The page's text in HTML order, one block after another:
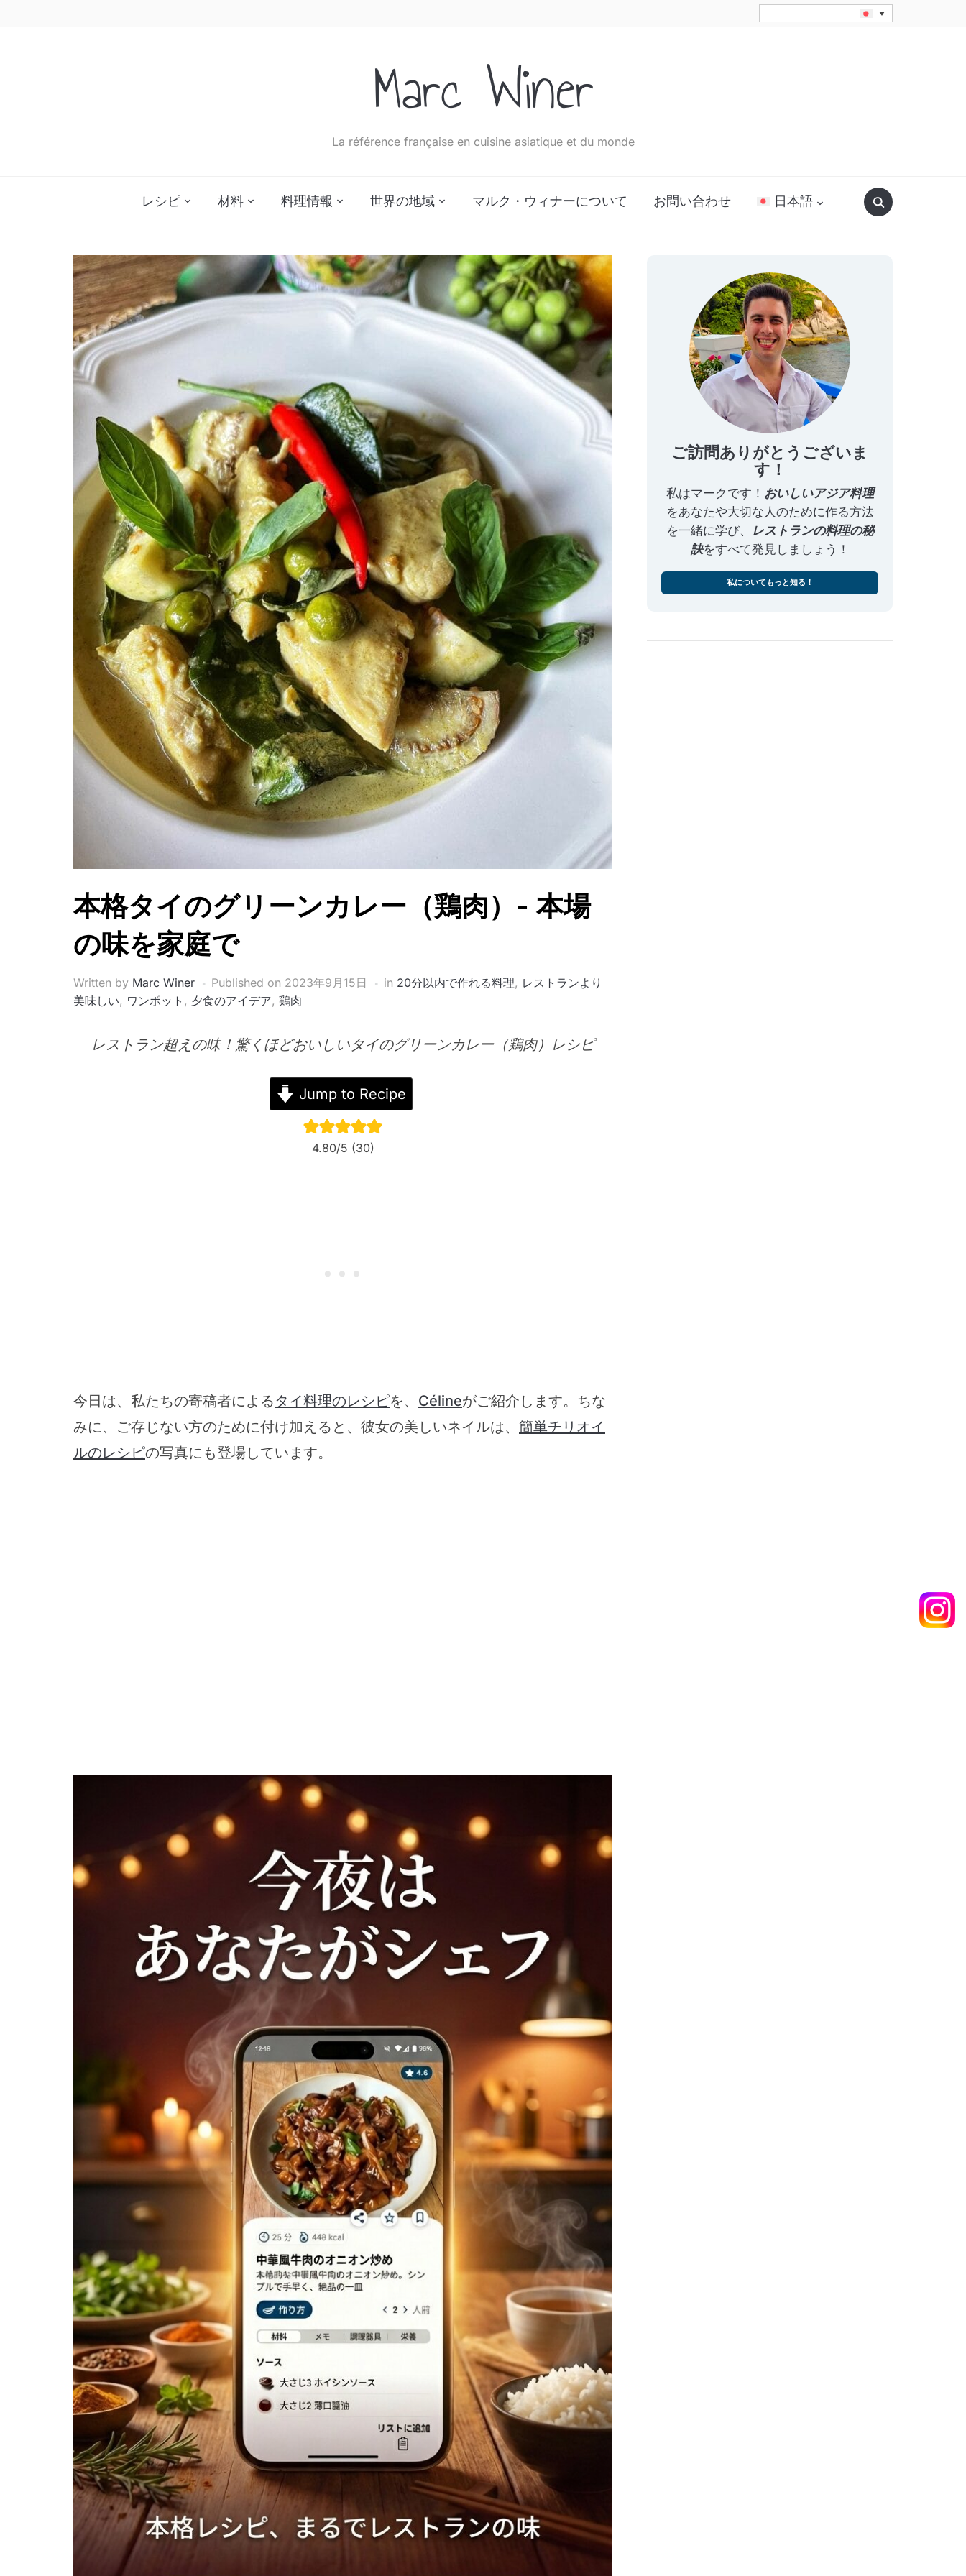
Marc Winer
La référence française en cuisine asiatique et du monde
Search
for:
レシピ 材料 料理情報 世界の地域 マルク・ウィナーについて お問い合わせ 日本語
本格タイのグリーンカレー（鶏肉）- 本場
の味を家庭で
Written by Marc Winer Published on 2023年9月15日 in 20分以内で作れる料理, レストランより
美味しい, ワンポット , 夕食のアイデア, 鶏肉
レストラン超えの味！驚くほどおいしいタイのグリーンカレー（鶏肉）レシピ
Jump to Recipe
4.80/5 (30)
今日は、私たちの寄稿者によるタイ料理のレシピを、 Célineがご紹介します。ちな
みに、ご存じない方のために付け加えると、彼女の美しいネイルは、 簡単チリオイ
ルのレシピの写真にも登場しています。
ご訪問ありがとうございま
す！
私はマークです！ おいしいアジア料理
をあなたや大切な人のために作る方法
を一緒に学び、
レストランの料理の秘
訣をすべて発見しましょう！
私についてもっと知る！